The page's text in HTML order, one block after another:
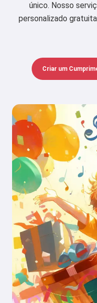
único. Nosso
personalizado
Criar um